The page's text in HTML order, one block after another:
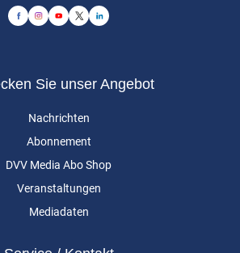
Sie unser Angebot
Nachrichten
Abonnement
DVV Media Abo Shop
Veranstaltungen
Mediadaten